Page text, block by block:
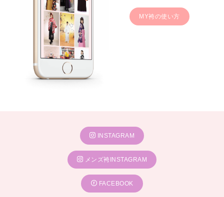
MY袴の使い方
INSTAGRAM
メンズ袴INSTAGRAM
FACEBOOK